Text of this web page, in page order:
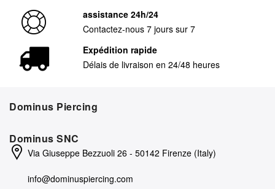
assistance 24h/24
Contactez-nous 7 jours sur 7
Expédition rapide
Délais de livraison en 24/48 heures
Dominus Piercing
Dominus SNC
Via Giuseppe Bezzuoli 26 - 50142 Firenze (Italy)
info@dominuspiercing.com